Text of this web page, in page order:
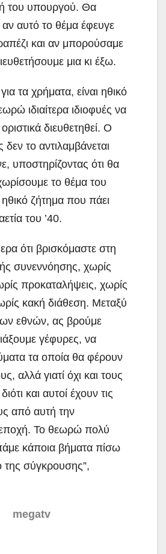
του υπουργού. Θα
αν αυτό το θέμα έφευγε
και αν μπορούσαμε
μια κι έξω.
τα χρήματα, είναι ηθικό
ιδιαίτερα ιδιοφυές να
οριστικά διευθετηθεί. Ο
το αντιλαμβάνεται
υποστηρίζοντας ότι θα
το θέμα του
ζήτημα που πάει
του ’40.
ότι βρισκόμαστε στη
συνεννόησης, χωρίς
προκαταλήψεις, χωρίς
κακή διάθεση. Μεταξύ
εθνών, ας βρούμε
γέφυρες, να
τα οποία θα φέρουν
αλλά γιατί όχι και τους
και αυτοί έχουν τις
από αυτή την
Το θεωρώ πολύ
κάποια βήματα πίσω
σύγκρουσης”,
megatv